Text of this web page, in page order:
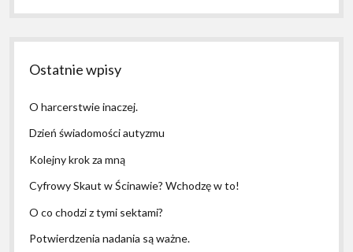
Ostatnie wpisy
O harcerstwie inaczej.
Dzień świadomości autyzmu
Kolejny krok za mną
Cyfrowy Skaut w Ścinawie? Wchodzę w to!
O co chodzi z tymi sektami?
Potwierdzenia nadania są ważne.